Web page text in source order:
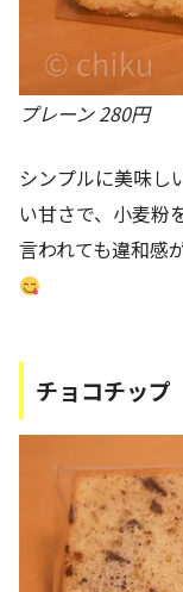
プレーン 280円
シンプルに美味し
い甘さで、小麦粉
言われても違和感
チョコチップ